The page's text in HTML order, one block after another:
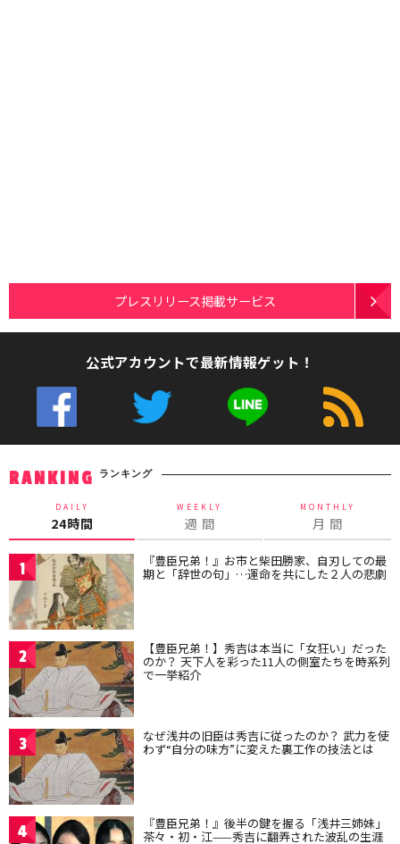
プレスリリース掲載サービス
公式アカウントで最新情報ゲット！
RANKING ランキング
DAILY
24時間
WEEKLY
週 間
MONTHLY
月 間
1 『豊臣兄弟！』お市と柴田勝家、自刃しての最
期と「辞世の句」…運命を共にした２人の悲劇
2 【豊臣兄弟！】秀吉は本当に「女狂い」だった
のか？ 天下人を彩った11人の側室たちを時系列
で一挙紹介
3 なぜ浅井の旧臣は秀吉に従ったのか？ 武力を使
わず“自分の味方”に変えた裏工作の技法とは
4 『豊臣兄弟！』後半の鍵を握る「浅井三姉妹」
茶々・初・江——秀吉に翻弄された波乱の生涯